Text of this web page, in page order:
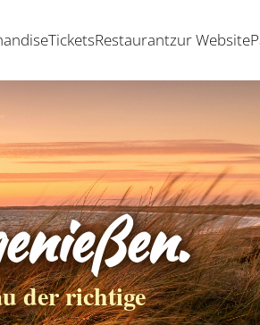
TicketsRestaurantzur Website
der richtige